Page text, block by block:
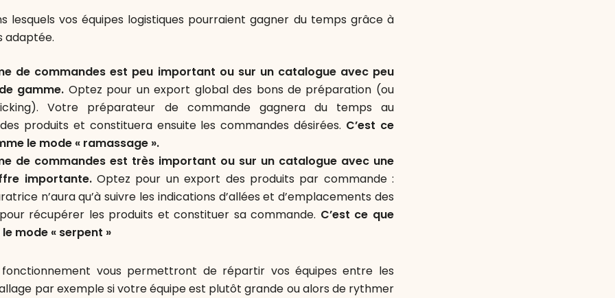
lesquels vos équipes logistiques pourraient gagner du temps grâce à
adaptée.
de commandes est peu important ou sur un catalogue avec peu
gamme. Optez pour un export global des bons de préparation (ou
Votre préparateur de commande gagnera du temps au
produits et constituera ensuite les commandes désirées. C’est ce
le mode « ramassage ».
de commandes est très important ou sur un catalogue avec une
importante.Optez pour un export des produits par commande :
n’aura qu’à suivre les indications d’allées et d’emplacements des
récupérer les produits et constituer sa commande. C’est ce que
le mode « serpent »
vous permettront de répartir vos équipes entre les
par exemple si votre équipe est plutôt grande ou alors de rythmer